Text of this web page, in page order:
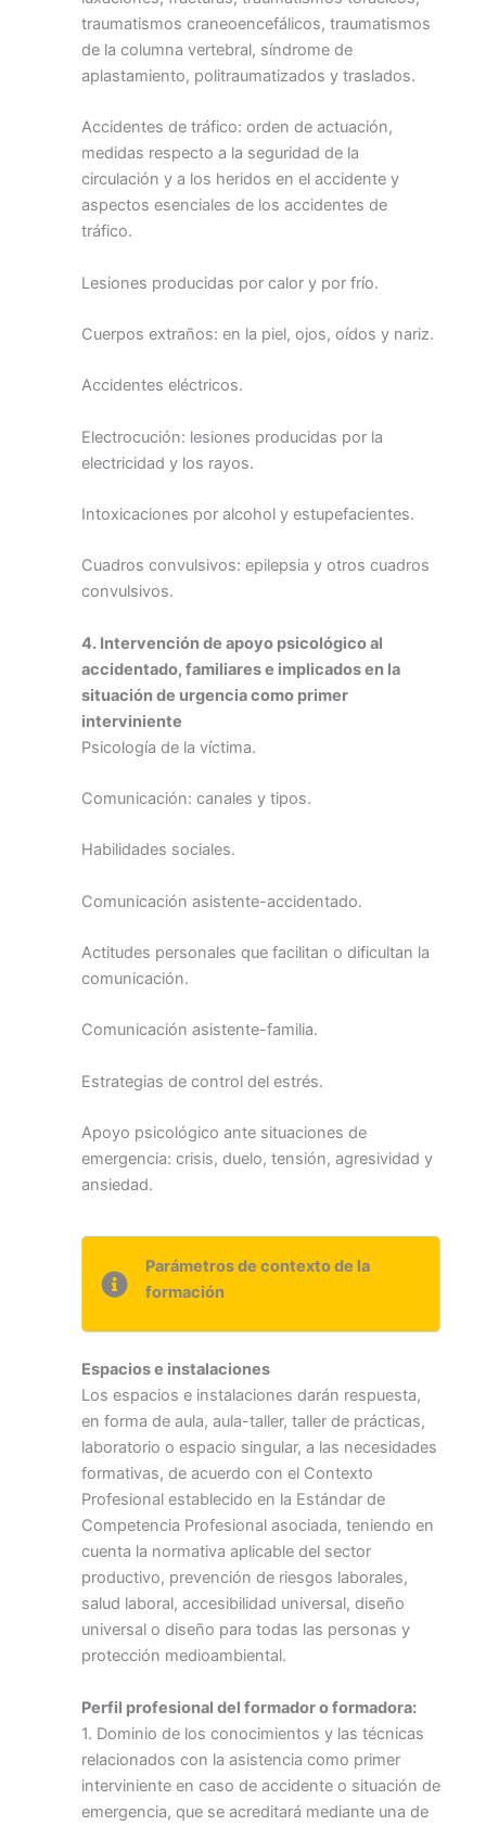
traumatismos craneoencefálicos, traumatismos
de la columna vertebral, síndrome de
aplastamiento, politraumatizados y traslados.
Accidentes de tráfico: orden de actuación,
medidas respecto a la seguridad de la
circulación y a los heridos en el accidente y
aspectos esenciales de los accidentes de
tráfico.
Lesiones producidas por calor y por frío.
Cuerpos extraños: en la piel, ojos, oídos y nariz.
Accidentes eléctricos.
Electrocución: lesiones producidas por la
electricidad y los rayos.
Intoxicaciones por alcohol y estupefacientes.
Cuadros convulsivos: epilepsia y otros cuadros
convulsivos.
4. Intervención de apoyo psicológico al
accidentado, familiares e implicados en la
situación de urgencia como primer
interviniente
Psicología de la víctima.
Comunicación: canales y tipos.
Habilidades sociales.
Comunicación asistente-accidentado.
Actitudes personales que facilitan o dificultan la
comunicación.
Comunicación asistente-familia.
Estrategias de control del estrés.
Apoyo psicológico ante situaciones de
emergencia: crisis, duelo, tensión, agresividad y
ansiedad.
Parámetros de contexto de la
formación
Espacios e instalaciones
Los espacios e instalaciones darán respuesta,
en forma de aula, aula-taller, taller de prácticas,
laboratorio o espacio singular, a las necesidades
formativas, de acuerdo con el Contexto
Profesional establecido en la Estándar de
Competencia Profesional asociada, teniendo en
cuenta la normativa aplicable del sector
productivo, prevención de riesgos laborales,
salud laboral, accesibilidad universal, diseño
universal o diseño para todas las personas y
protección medioambiental.
Perfil profesional del formador o formadora:
1. Dominio de los conocimientos y las técnicas
relacionados con la asistencia como primer
interviniente en caso de accidente o situación de
emergencia, que se acreditará mediante una de